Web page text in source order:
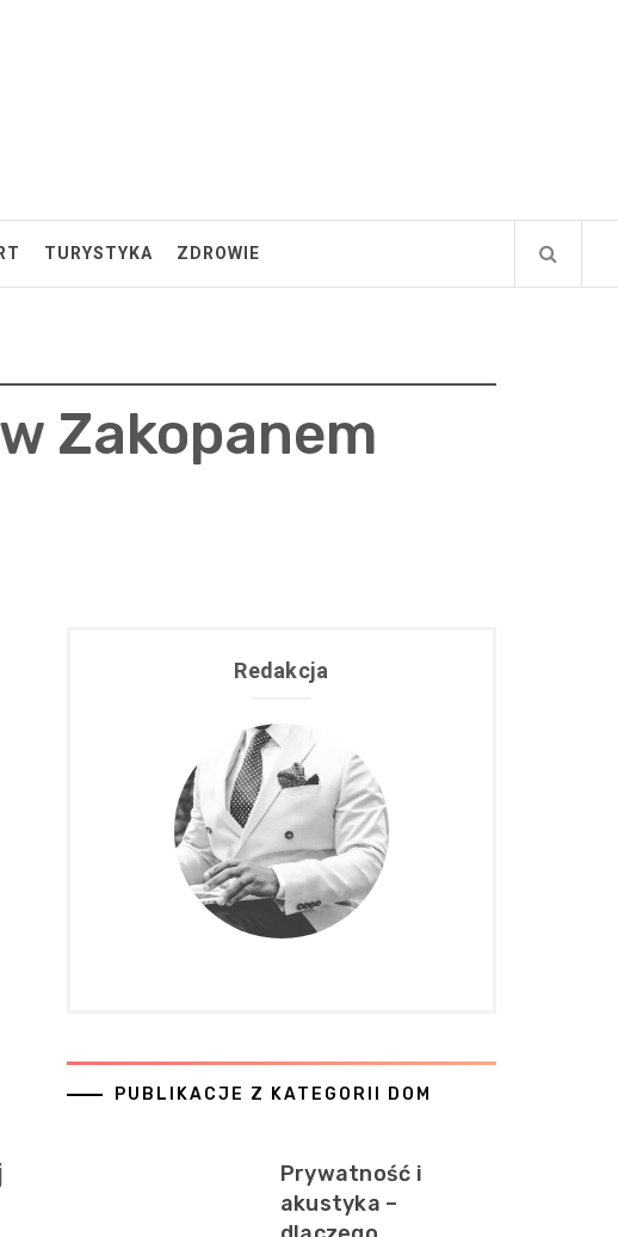
TURYSTYKA ZDROWIE
Zakopanem
Redakcja
PUBLIKACJE Z KATEGORII DOM
Prywatność i
akustyka –